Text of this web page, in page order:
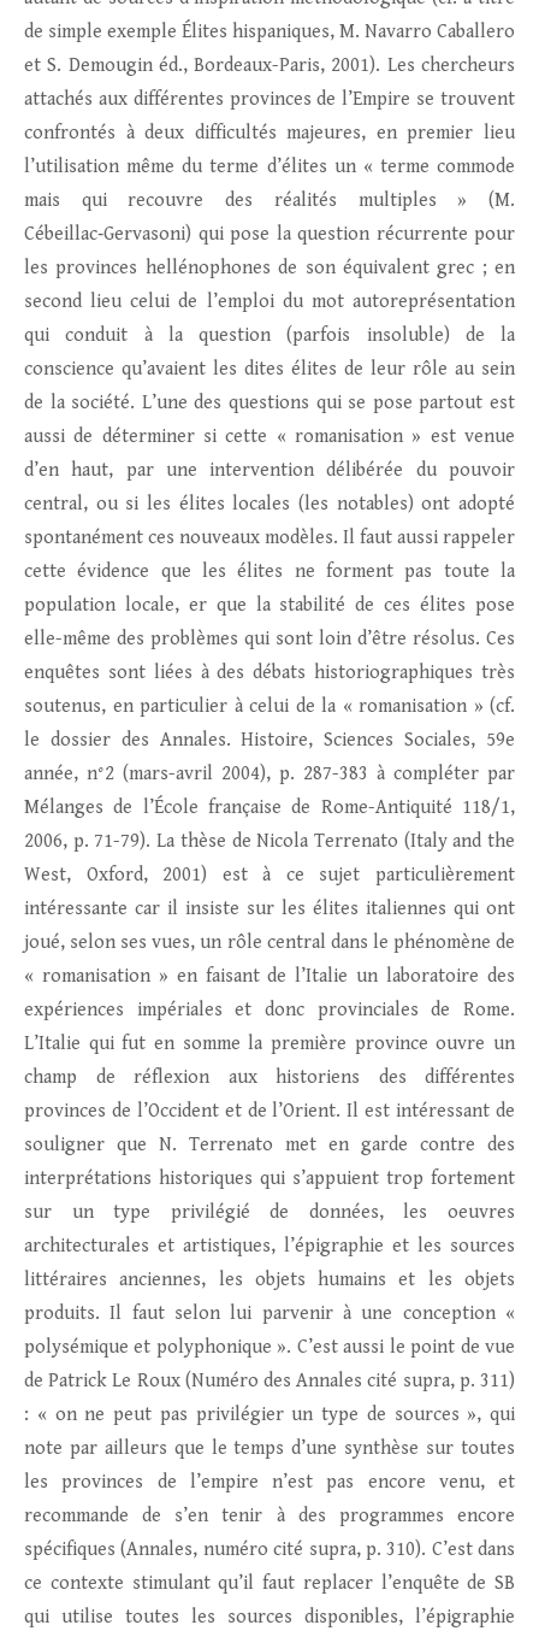
de simple exemple Élites hispaniques, M. Navarro Caballero
et S. Demougin éd., Bordeaux-Paris, 2001). Les chercheurs
attachés aux différentes provinces de l’Empire se trouvent
confrontés à deux difficultés majeures, en premier lieu
l’utilisation même du terme d’élites un « terme commode
mais qui recouvre des réalités multiples » (M.
Cébeillac‑Gervasoni) qui pose la question récurrente pour
les provinces hellénophones de son équivalent grec ; en
second lieu celui de l’emploi du mot autoreprésentation
qui conduit à la question (parfois insoluble) de la
conscience qu’avaient les dites élites de leur rôle au sein
de la société. L’une des questions qui se pose partout est
aussi de déterminer si cette « romanisation » est venue
d’en haut, par une intervention délibérée du pouvoir
central, ou si les élites locales (les notables) ont adopté
spontanément ces nouveaux modèles. Il faut aussi rappeler
cette évidence que les élites ne forment pas toute la
population locale, er que la stabilité de ces élites pose
elle-même des problèmes qui sont loin d’être résolus. Ces
enquêtes sont liées à des débats historiographiques très
soutenus, en particulier à celui de la « romanisation » (cf.
le dossier des Annales. Histoire, Sciences Sociales, 59e
année, n°2 (mars-avril 2004), p. 287-383 à compléter par
Mélanges de l’École française de Rome-Antiquité 118/1,
2006, p. 71-79). La thèse de Nicola Terrenato (Italy and the
West, Oxford, 2001) est à ce sujet particulièrement
intéressante car il insiste sur les élites italiennes qui ont
joué, selon ses vues, un rôle central dans le phénomène de
« romanisation » en faisant de l’Italie un laboratoire des
expériences impériales et donc provinciales de Rome.
L’Italie qui fut en somme la première province ouvre un
champ de réflexion aux historiens des différentes
provinces de l’Occident et de l’Orient. Il est intéressant de
souligner que N. Terrenato met en garde contre des
interprétations historiques qui s’appuient trop fortement
sur un type privilégié de données, les oeuvres
architecturales et artistiques, l’épigraphie et les sources
littéraires anciennes, les objets humains et les objets
produits. Il faut selon lui parvenir à une conception «
polysémique et polyphonique ». C’est aussi le point de vue
de Patrick Le Roux (Numéro des Annales cité supra, p. 311)
: « on ne peut pas privilégier un type de sources », qui
note par ailleurs que le temps d’une synthèse sur toutes
les provinces de l’empire n’est pas encore venu, et
recommande de s’en tenir à des programmes encore
spécifiques (Annales, numéro cité supra, p. 310). C’est dans
ce contexte stimulant qu’il faut replacer l’enquête de SB
qui utilise toutes les sources disponibles, l’épigraphie